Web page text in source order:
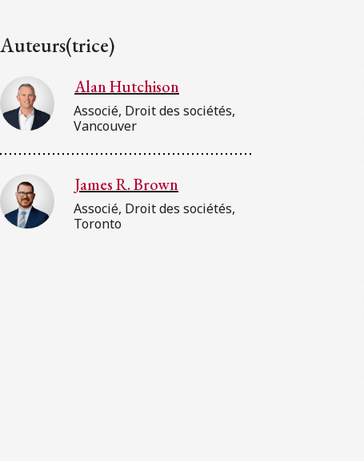
Auteurs(trice)
Alan Hutchison
Associé, Droit des sociétés,
Vancouver
James R. Brown
Associé, Droit des sociétés,
Toronto